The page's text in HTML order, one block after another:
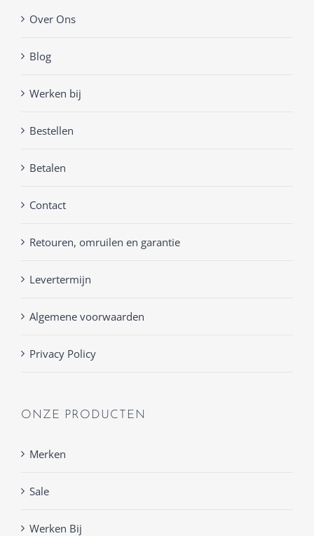
Over Ons
Blog
Werken bij
Bestellen
Betalen
Contact
Retouren, omruilen en garantie
Levertermijn
Algemene voorwaarden
Privacy Policy
ONZE PRODUCTEN
Merken
Sale
Werken Bij